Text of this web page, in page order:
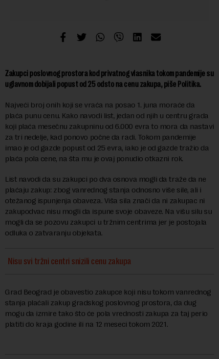
Zakupci poslovnog prostora kod privatnog vlasnika tokom pandemije su
uglavnom dobijali popust od 25 odsto na cenu zakupa, piše Politika.
Najveći broj onih koji se vraća na posao 1. juna moraće da
plaća punu cenu. Kako navodi list, jedan od njih u centru grada
koji plaća mesečnu zakupninu od 6.000 evra to mora da nastavi
za tri nedelje, kad ponovo počne da radi. Tokom pandemije
imao je od gazde popust od 25 evra, iako je od gazde tražio da
plaća pola cene, na šta mu je ovaj ponudio otkazni rok.
List navodi da su zakupci po dva osnova mogli da traže da ne
plaćaju zakup: zbog vanrednog stanja odnosno više sile, ali i
otežanog ispunjenja obaveza. Viša sila znači da ni zakupac ni
zakupodvac nisu mogli da ispune svoje obaveze. Na višu silu su
mogli da se pozovu zakupci u tržnim centrima jer je postojala
odluka o zatvaranju objekata.
Nisu svi tržni centri snizili cenu zakupa
Grad Beograd je obavestio zakupce koji nisu tokom vanrednog
stanja plaćali zakup gradskog poslovnog prostora, da dug
mogu da izmire tako što će pola vrednosti zakupa za taj perio
platiti do kraja godine ili na 12 meseci tokom 2021.